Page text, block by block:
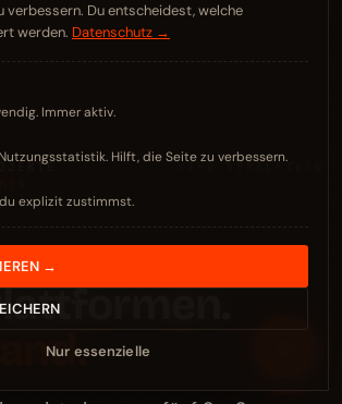
verbessern. Du entscheidest, welche
werden. Datenschutz →
Immer aktiv.
Hilft, die Seite zu verbessern.
explizit zustimmst.
Nur essenzielle
→